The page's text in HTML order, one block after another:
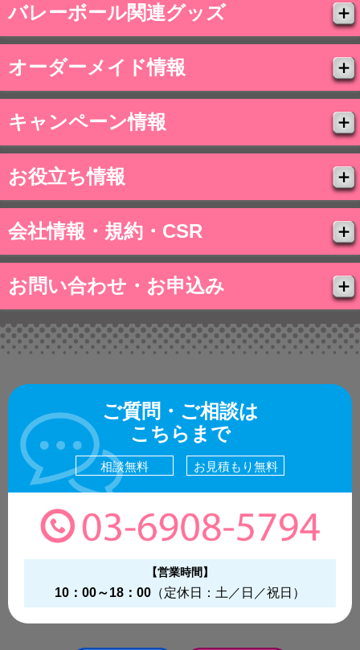
バレーボール関連グッズ
オーダーメイド情報
キャンペーン情報
お役立ち情報
会社情報・規約・CSR
お問い合わせ・お申込み
ご質問・ご相談は
こちらまで
相談無料 お見積もり無料
【営業時間】
10：00～18：00 （定休日：土／日／祝日）